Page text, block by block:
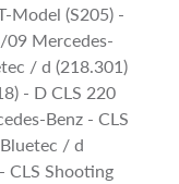
Model (S205) -
09 Mercedes-
/ d (218.301)
- D CLS 220
Benz - CLS
/ d
CLS Shooting